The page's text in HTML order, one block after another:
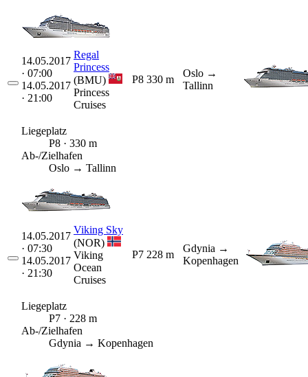
14.05.2017
· 07:00
14.05.2017
· 21:00
Regal
Princess
(BMU)
Princess
Cruises
P8 330 m
Oslo →
Tallinn
Liegeplatz
P8 · 330 m
Ab-/Zielhafen
Oslo → Tallinn
14.05.2017
· 07:30
14.05.2017
· 21:30
Viking Sky
(NOR)
Viking
Ocean
Cruises
P7 228 m
Gdynia →
Kopenhagen
Liegeplatz
P7 · 228 m
Ab-/Zielhafen
Gdynia → Kopenhagen